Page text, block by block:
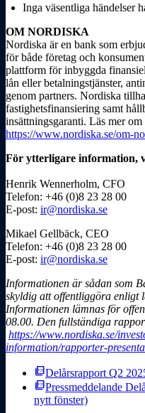
Inga väsentliga händelser
OM NORDISKA
Nordiska är en bank som
för både företag och
plattform för inbyggda
lån eller betalningstjänster,
genom partners. Nordiska
fastighetsfinansiering samt
insättningsgaranti. Läs mer
https://www.nordiska.se/om-
För ytterligare information,
Henrik Wennerholm, CFO
Telefon: +46 (0)8 23 28 00
E-post: ir@nordiska.se
Mikael Gellbäck, CEO
Telefon: +46 (0)8 23 28 00
E-post: ir@nordiska.se
Informationen är sådan som
skyldig att offentliggöra enligt
Informationen lämnas för
08.00. Den fullständiga
https://www.nordiska.se/
information/rapporter-
picture_as_pdfDelårsrapport Q2
picture_as_pdfPressmeddelande
nytt fönster)